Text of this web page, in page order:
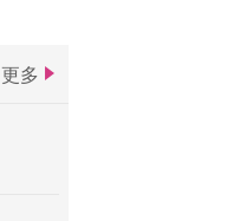
更多